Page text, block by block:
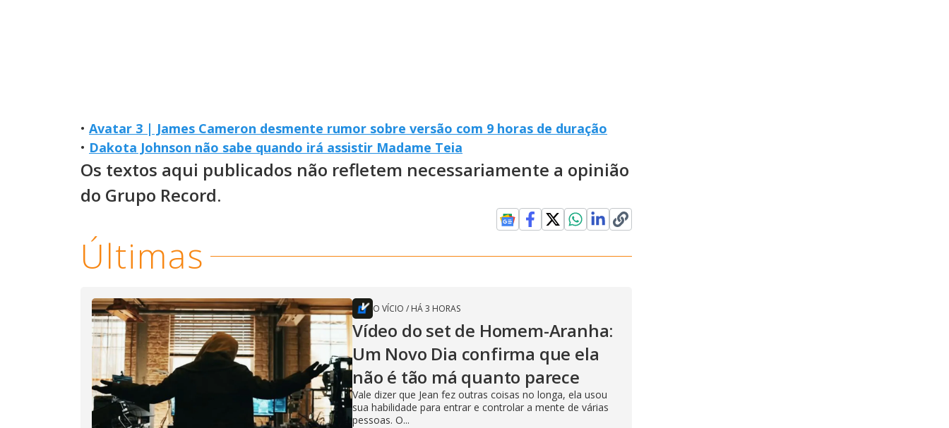
• Avatar 3 | James Cameron desmente rumor sobre versão com 9 horas de duração
• Dakota Johnson não sabe quando irá assistir Madame Teia
Os textos aqui publicados não refletem necessariamente a opinião
do Grupo Record.
Últimas
O VÍCIO / HÁ 3 HORAS
Vídeo do set de Homem-Aranha:
Um Novo Dia confirma que ela
não é tão má quanto parece
Vale dizer que Jean fez outras coisas no longa, ela usou
sua habilidade para entrar e controlar a mente de várias
pessoas. O...